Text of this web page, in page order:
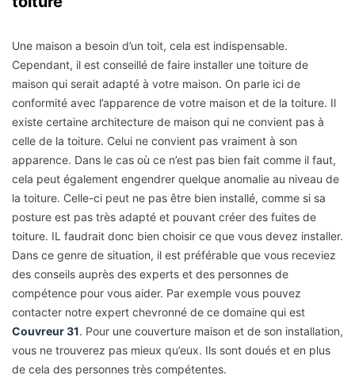
Une maison a besoin d’un toit, cela est indispensable.
Cependant, il est conseillé de faire installer une toiture de
maison qui serait adapté à votre maison. On parle ici de
conformité avec l’apparence de votre maison et de la toiture. Il
existe certaine architecture de maison qui ne convient pas à
celle de la toiture. Celui ne convient pas vraiment à son
apparence. Dans le cas où ce n’est pas bien fait comme il faut,
cela peut également engendrer quelque anomalie au niveau de
la toiture. Celle-ci peut ne pas être bien installé, comme si sa
posture est pas très adapté et pouvant créer des fuites de
toiture. IL faudrait donc bien choisir ce que vous devez installer.
Dans ce genre de situation, il est préférable que vous receviez
des conseils auprès des experts et des personnes de
compétence pour vous aider. Par exemple vous pouvez
contacter notre expert chevronné de ce domaine qui est
Couvreur 31. Pour une couverture maison et de son installation,
vous ne trouverez pas mieux qu’eux. Ils sont doués et en plus
de cela des personnes très compétentes.